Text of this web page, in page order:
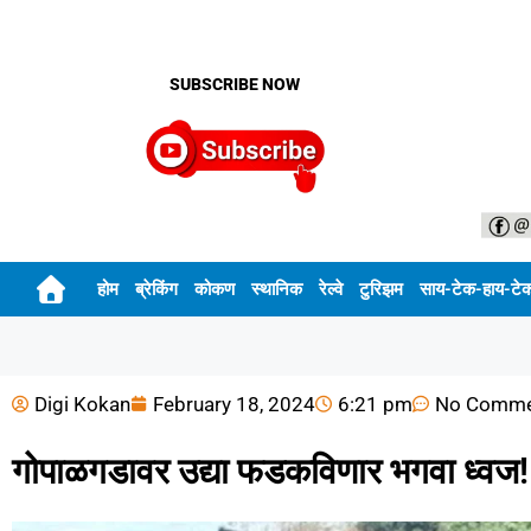
SUBSCRIBE NOW
होम ब्रेकिंग कोकण स्थानिक रेल्वे टुरिझम साय-टेक-हाय-
Digi Kokan February 18, 2024 6:21 pm No
गोपाळगडावर उद्या फडकविणार भगवा ध्वज!